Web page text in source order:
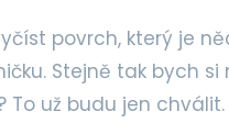
povrch, který je
Stejně tak bych
To už budu jen